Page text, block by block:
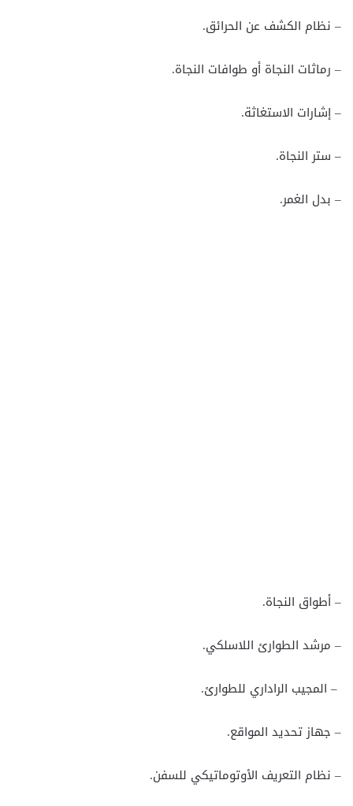
– نظام الكشف عن الحرائق.
– رماثات النجاة أو طوافات النجاة.
– إشارات الاستغاثة.
– ستر النجاة.
– بدل الغمر.
– أطواق النجاة.
– مرشد الطوارئ اللاسلكي.
– المجيب الراداري للطوارئ.
– جهاز تحديد المواقع.
– نظام التعريف الأوتوماتيكي للسفن.